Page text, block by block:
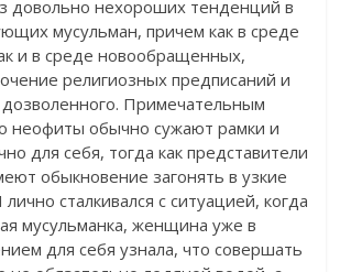
довольно нехороших тенденций в
мусульман, причем как в среде
и в среде новообращенных,
религиозных предписаний и
Примечательным
неофиты обычно сужают рамки и
для себя, тогда как представители
обыкновение загонять в узкие
сталкивался с ситуацией, когда
мусульманка, женщина уже в
для себя узнала, что совершать